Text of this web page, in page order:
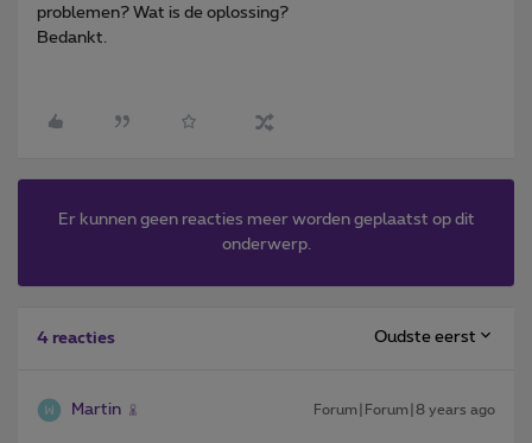
problemen? Wat is de oplossing?
Bedankt.
Er kunnen geen reacties meer worden geplaatst op dit
onderwerp.
4 reacties Oudste eerst
Martin Forum|Forum|8 years ago